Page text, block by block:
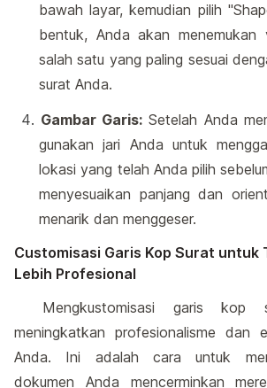
bawah layar, kemudian pilih
bentuk, Anda akan menemukan
salah satu yang paling sesuai
surat Anda.
Gambar Garis: Setelah Anda
gunakan jari Anda untuk
lokasi yang telah Anda pilih
menyesuaikan panjang dan
menarik dan menggeser.
Customisasi Garis Kop Surat untuk
Lebih Profesional
Mengkustomisasi garis kop
meningkatkan profesionalisme dan
Anda. Ini adalah cara untuk
dokumen Anda mencerminkan